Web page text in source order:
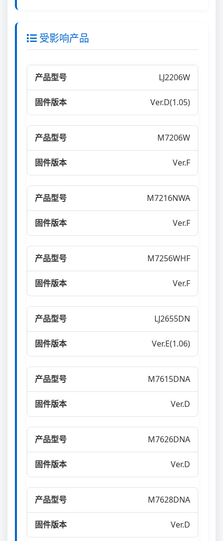
受影响产品
LJ2206W
Ver.D(1.05)
M7206W
Ver.F
M7216NWA
Ver.F
M7256WHF
Ver.F
LJ2655DN
Ver.E(1.06)
M7615DNA
Ver.D
M7626DNA
Ver.D
M7628DNA
Ver.D